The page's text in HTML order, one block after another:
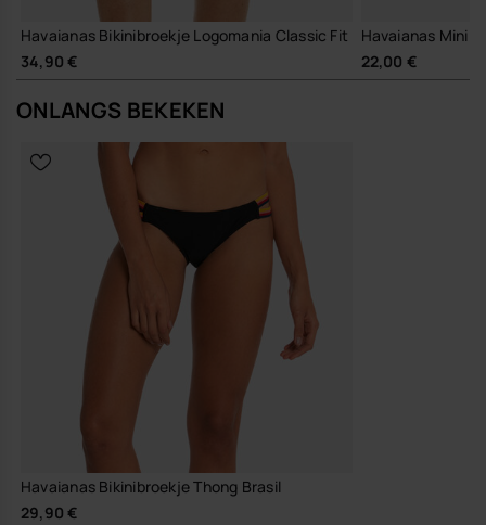
Havaianas Bikinibroekje Logomania Classic Fit
34,90 €
Havaianas Mini
22,00 €
ONLANGS BEKEKEN
Havaianas Bikinibroekje Thong Brasil
29,90 €